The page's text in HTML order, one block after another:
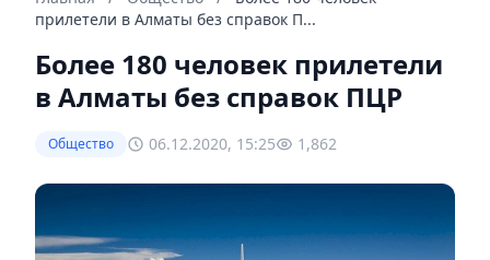
прилетели в Алматы без справок П...
Более 180 человек прилетели
в Алматы без справок ПЦР
Общество 06.12.2020, 15:25 1,862